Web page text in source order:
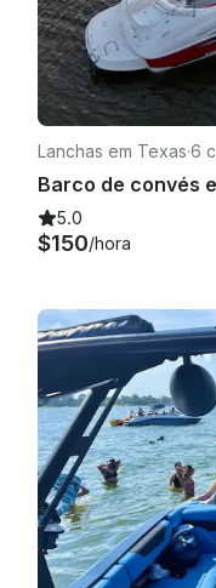
Lanchas em Texas·6
Barco de convés
5.0
$150/hora